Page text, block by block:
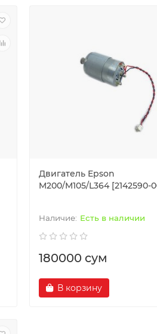
Двигатель Epson
M200/M105/L364 [2142590-
Есть в наличии
180000 сум
В корзину